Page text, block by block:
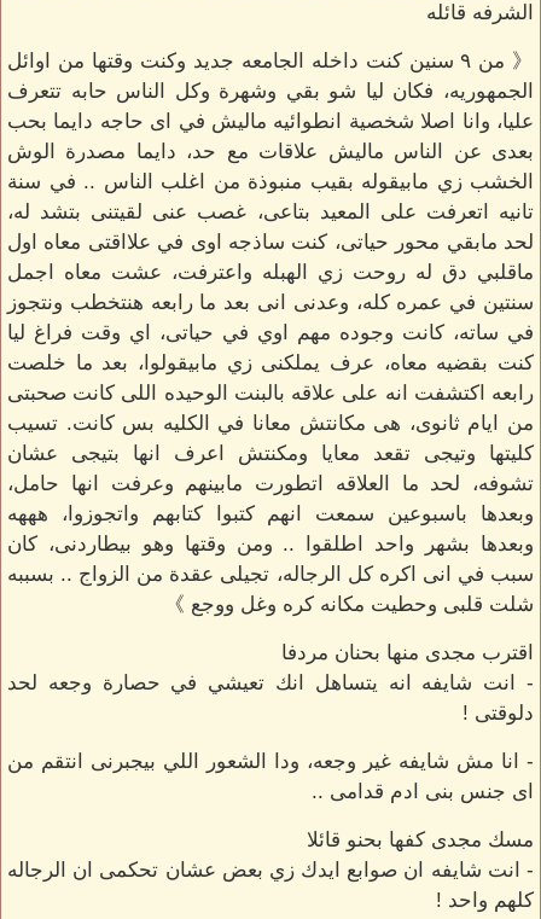
الشرفه قائله
《 من ٩ سنين كنت داخله الجامعه جديد وكنت وقتها من اوائل
الجمهوريه، فكان ليا شو بقي وشهرة وكل الناس حابه تتعرف
عليا، وانا اصلا شخصية انطوائيه ماليش في اى حاجه دايما بحب
بعدى عن الناس ماليش علاقات مع حد، دايما مصدرة الوش
الخشب زي مابيقوله بقيب منبوذة من اغلب الناس .. في سنة
تانيه اتعرفت على المعيد بتاعى، غصب عنى لقيتنى بتشد له،
لحد مابقي محور حياتى، كنت ساذجه اوى في علااقتى معاه اول
ماقلبي دق له روحت زي الهبله واعترفت، عشت معاه اجمل
سنتين في عمره كله، وعدنى انى بعد ما رابعه هنتخطب ونتجوز
في ساته، كانت وجوده مهم اوي في حياتى، اي وقت فراغ ليا
كنت بقضيه معاه، عرف يملكنى زي مابيقولوا، بعد ما خلصت
رابعه اكتشفت انه على علاقه بالبنت الوحيده اللى كانت صحبتى
من ايام ثانوى، هى مكانتش معانا في الكليه بس كانت. تسيب
كليتها وتيجى تقعد معايا ومكنتش اعرف انها بتيجى عشان
تشوفه، لحد ما العلاقه اتطورت مابينهم وعرفت انها حامل،
وبعدها باسبوعين سمعت انهم كتبوا كتابهم واتجوزوا، هههه
وبعدها بشهر واحد اطلقوا .. ومن وقتها وهو بيطاردنى، كان
سبب في انى اكره كل الرجاله، تجيلى عقدة من الزواج .. بسببه
شلت قلبى وحطيت مكانه كره وغل ووجع 》
اقترب مجدى منها بحنان مردفا
- انت شايفه انه يتساهل انك تعيشي في حصارة وجعه لحد
دلوقتى !
- انا مش شايفه غير وجعه، ودا الشعور اللي بيجبرنى انتقم من
اى جنس بنى ادم قدامى ..
مسك مجدى كفها بحنو قائلا
- انت شايفه ان صوابع ايدك زي بعض عشان تحكمى ان الرجاله
كلهم واحد !